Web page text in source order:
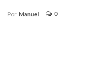
Por Manuel 0